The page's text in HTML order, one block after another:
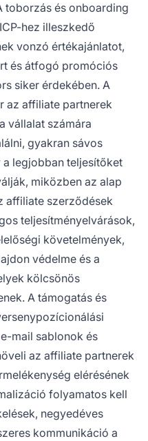
toborzás és onboarding
hez illeszkedő
vonzó értékajánlatot,
és átfogó promóciós
siker érdekében. A
az affiliate partnerek
vállalat számára
gyakran sávos
legjobban teljesítőket
miközben az alap
affiliate szerződések
teljesítményelvárások,
követelmények,
védelme és a
kölcsönös
A támogatás és
mail sablonok és
az affiliate partnerek
elérésének
folyamatos kell
negyedéves
kommunikáció a